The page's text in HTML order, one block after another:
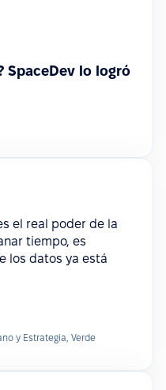
SpaceDev lo logró
el real poder de la
tiempo, es
los datos ya está
y Estrategia, Verde